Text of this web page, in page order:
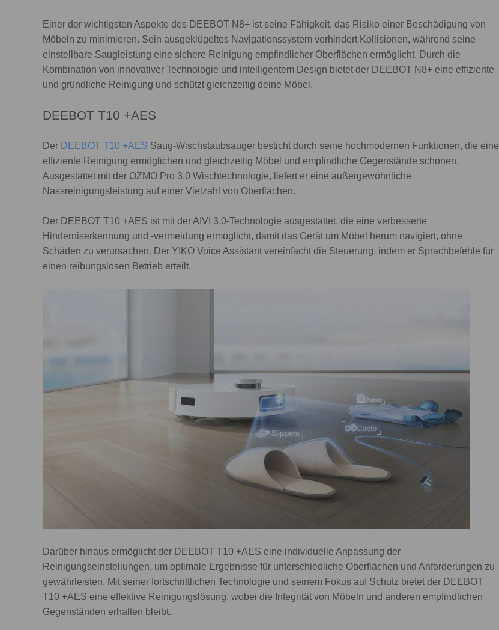
Einer der wichtigsten Aspekte des DEEBOT N8+ ist seine Fähigkeit, das Risiko einer Beschädigung von
Möbeln zu minimieren. Sein ausgeklügeltes Navigationssystem verhindert Kollisionen, während seine
einstellbare Saugleistung eine sichere Reinigung empfindlicher Oberflächen ermöglicht. Durch die
Kombination von innovativer Technologie und intelligentem Design bietet der DEEBOT N8+ eine effiziente
und gründliche Reinigung und schützt gleichzeitig deine Möbel.
DEEBOT T10 +AES
Der DEEBOT T10 +AES Saug-Wischstaubsauger besticht durch seine hochmodernen Funktionen, die eine
effiziente Reinigung ermöglichen und gleichzeitig Möbel und empfindliche Gegenstände schonen.
Ausgestattet mit der OZMO Pro 3.0 Wischtechnologie, liefert er eine außergewöhnliche
Nassreinigungsleistung auf einer Vielzahl von Oberflächen.
Der DEEBOT T10 +AES ist mit der AIVI 3.0-Technologie ausgestattet, die eine verbesserte
Hinderniserkennung und -vermeidung ermöglicht, damit das Gerät um Möbel herum navigiert, ohne
Schäden zu verursachen. Der YIKO Voice Assistant vereinfacht die Steuerung, indem er Sprachbefehle für
einen reibungslosen Betrieb erteilt.
Darüber hinaus ermöglicht der DEEBOT T10 +AES eine individuelle Anpassung der
Reinigungseinstellungen, um optimale Ergebnisse für unterschiedliche Oberflächen und Anforderungen zu
gewährleisten. Mit seiner fortschrittlichen Technologie und seinem Fokus auf Schutz bietet der DEEBOT
T10 +AES eine effektive Reinigungslösung, wobei die Integrität von Möbeln und anderen empfindlichen
Gegenständen erhalten bleibt.